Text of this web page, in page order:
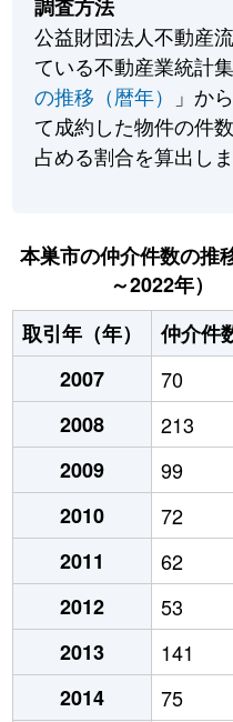
調査方法
公益財団法人不動産
ている不動産業統計
の推移（暦年）
」か
て成約した物件の件
占める割合を算出しま
本巣市の仲介件数の推
～2022年）
取引年（年）
仲介件
2007
70
2008
213
2009
99
2010
72
2011
62
2012
53
2013
141
2014
75